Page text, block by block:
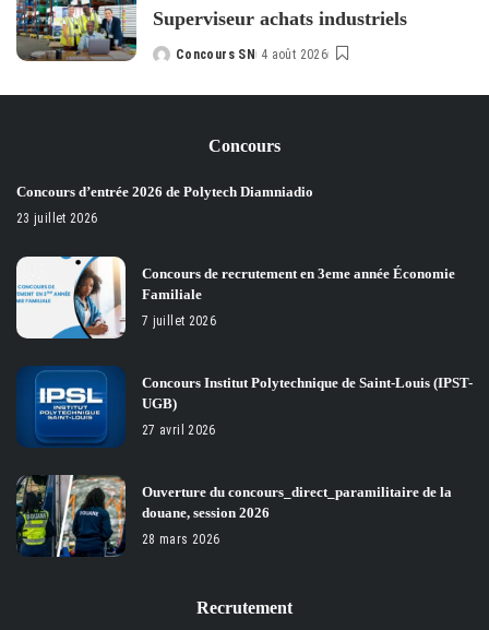
Superviseur achats industriels
Posted
Concours SN 4 août 2026
Concours
Concours d’entrée 2026 de Polytech Diamniadio
23 juillet 2026
Concours de recrutement en 3eme année Économie
Familiale
7 juillet 2026
Concours Institut Polytechnique de Saint-Louis (IPST-
UGB)
27 avril 2026
Ouverture du concours_direct_paramilitaire de la
douane, session 2026
28 mars 2026
Recrutement